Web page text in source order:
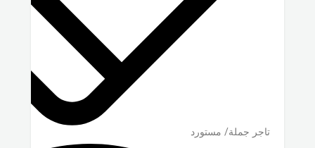
تاجر جملة/ مستورد